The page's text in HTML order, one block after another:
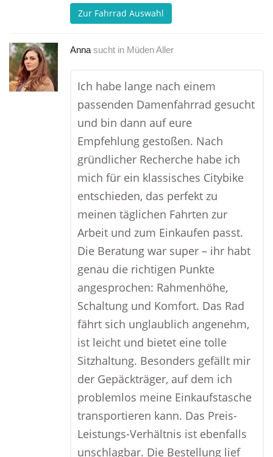
Zur Fahrrad Auswahl
Anna sucht in Müden Aller
Ich habe lange nach einem
passenden Damenfahrrad gesucht
und bin dann auf eure
Empfehlung gestoßen. Nach
gründlicher Recherche habe ich
mich für ein klassisches Citybike
entschieden, das perfekt zu
meinen täglichen Fahrten zur
Arbeit und zum Einkaufen passt.
Die Beratung war super – ihr habt
genau die richtigen Punkte
angesprochen: Rahmenhöhe,
Schaltung und Komfort. Das Rad
fährt sich unglaublich angenehm,
ist leicht und bietet eine tolle
Sitzhaltung. Besonders gefällt mir
der Gepäckträger, auf dem ich
problemlos meine Einkaufstasche
transportieren kann. Das Preis-
Leistungs-Verhältnis ist ebenfalls
unschlagbar. Die Bestellung lief